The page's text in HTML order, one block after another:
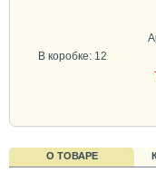
В коробке: 12
О ТОВАРЕ